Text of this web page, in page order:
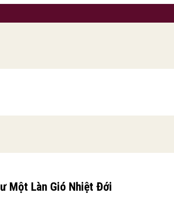
Một Làn Gió Nhiệt Đới